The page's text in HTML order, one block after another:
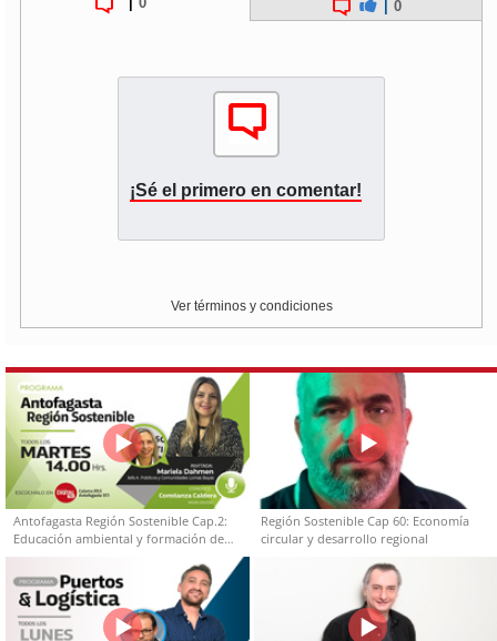
0
¡Sé el primero en comentar!
Ver términos y condiciones
Antofagasta Región Sostenible Cap.2:
Educación ambiental y formación de
capacidades técnicas
Región Sostenible Cap 60: Economía
circular y desarrollo regional